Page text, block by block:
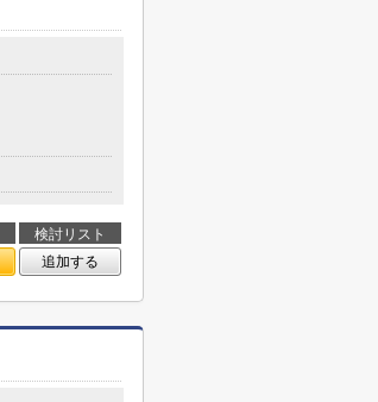
検討リスト
追加する